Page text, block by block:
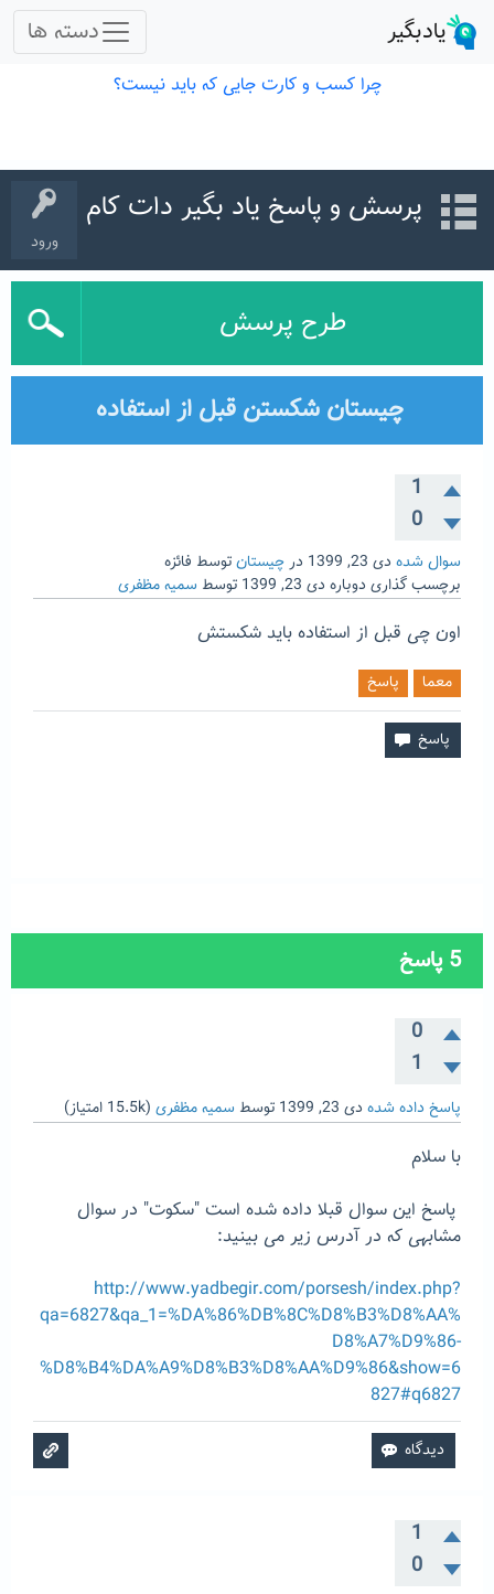
ورود
پرسش و پاسخ یاد بگیر دات کام
طرح پرسش
چیستان شکستن قبل از استفاده
1
0
سوال شده دی 23, 1399 درچیستانتوسط فائزه
برچسب گذاری دوباره دی 23, 1399 توسط سمیه مظفری
اون چی قبل از استفاده باید شکستش
معما پاسخ
5پاسخ
0
1
پاسخ داده شده دی 23, 1399 توسط سمیه مظفری (
15.5k امتیاز)
با سلام
پاسخ این سوال قبلا داده شده است "سکوت" در سوال
مشابهی که در آدرس زیر می بینید:
http://www.yadbegir.com/porsesh/index.php?
qa=6827&qa_1=%DA%86%DB%8C%D8%B3%D8%AA%
D8%A7%D9%86-
%D8%B4%DA%A9%D8%B3%D8%AA%D9%86&show=6
827#q6827
1
0